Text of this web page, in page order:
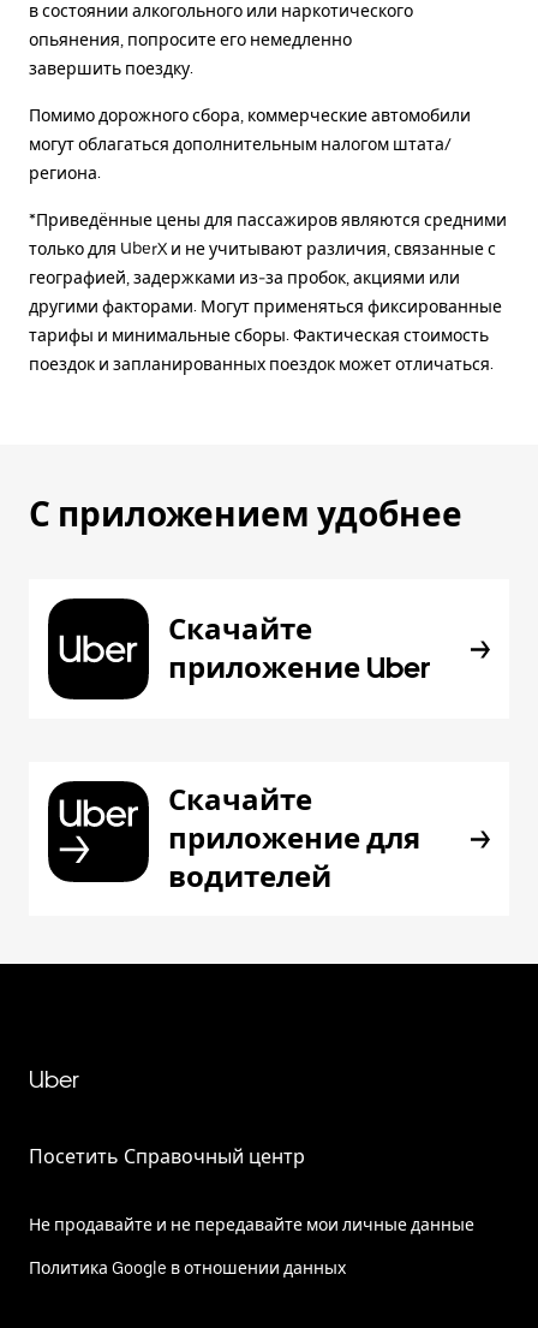
в состоянии алкогольного или наркотического
опьянения, попросите его немедленно
завершить поездку.
Помимо дорожного сбора, коммерческие автомобили
могут облагаться дополнительным налогом штата/
региона.
*Приведённые цены для пассажиров являются средними
только для UberX и не учитывают различия, связанные с
географией, задержками из-за пробок, акциями или
другими факторами. Могут применяться фиксированные
тарифы и минимальные сборы. Фактическая стоимость
поездок и запланированных поездок может отличаться.
С приложением удобнее
Скачайте
приложение Uber
Скачайте
приложение для
водителей
Uber
Посетить Справочный центр
Не продавайте и не передавайте мои личные данные
Политика Google в отношении данных